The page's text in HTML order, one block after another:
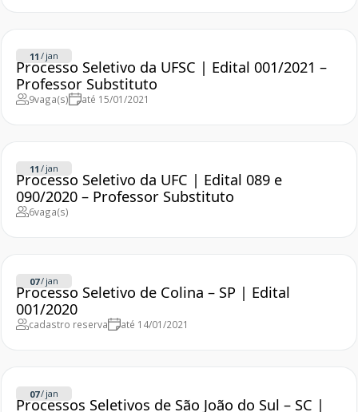
11 / jan
Processo Seletivo da UFSC | Edital 001/2021 –
Professor Substituto
9vaga(s) até 15/01/2021
11 / jan
Processo Seletivo da UFC | Edital 089 e
090/2020 – Professor Substituto
6vaga(s)
07/ jan
Processo Seletivo de Colina – SP | Edital
001/2020
cadastro reserva até 14/01/2021
07/ jan
Processos Seletivos de São João do Sul – SC |